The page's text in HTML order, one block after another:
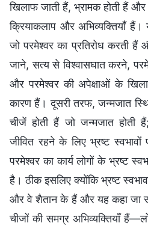
खिलाफ जाती हैं, भ्रामक होती हैं
क्रियाकलाप और अभिव्यक्तियाँ
जो परमेश्वर का प्रतिरोध करती हैं
जाने, सत्य से विश्वासघात करने,
और परमेश्वर की अपेक्षाओं के
कारण हैं। दूसरी तरफ, जन्मजात
चीजें होती हैं जो जन्मजात होती
जीवित रहने के लिए भ्रष्ट
परमेश्वर का कार्य लोगों के भ्रष्ट
है। ठीक इसलिए क्योंकि भ्रष्ट
और वे शैतान के हैं और यह कहा जा
चीजों की समग्र अभिव्यक्तियाँ